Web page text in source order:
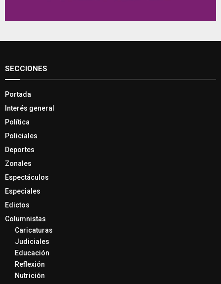
SECCIONES
Portada
Interés general
Política
Policiales
Deportes
Zonales
Espectáculos
Especiales
Edictos
Columnistas
Caricaturas
Judiciales
Educación
Reflexión
Nutrición